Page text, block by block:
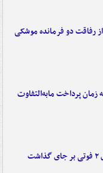
رفاقت دو فرمانده‌ موشکی
زمان پرداخت مابه‌التفاوت